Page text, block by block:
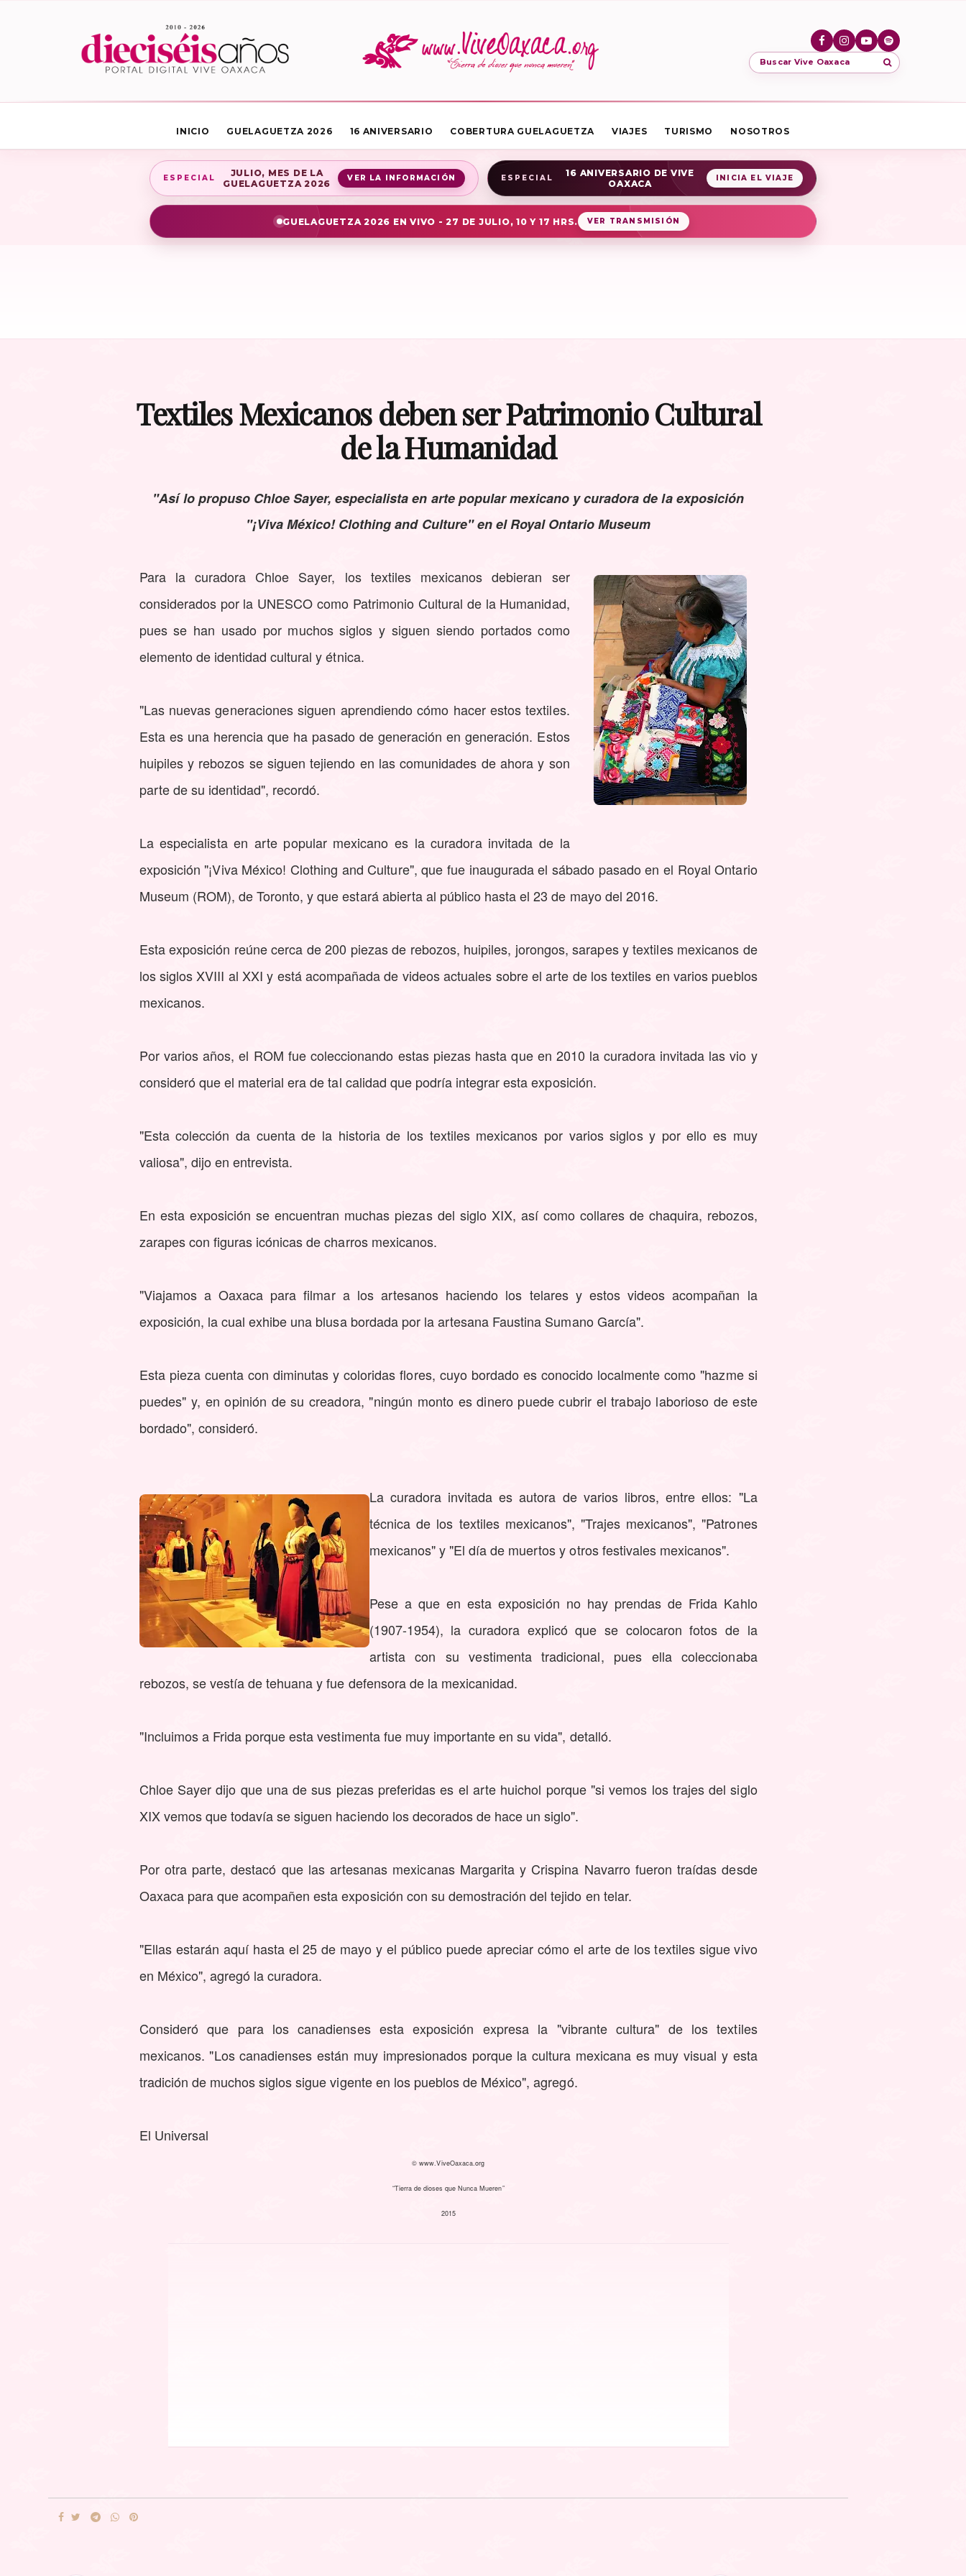
Buscar Vive Oaxaca
INICIO GUELAGUETZA 2026 16 ANIVERSARIO COBERTURA GUELAGUETZA VIAJES TURISMO NOSOTROS
ESPECIAL
JULIO, MES DE LA
GUELAGUETZA 2026
VER LA INFORMACIÓN ESPECIAL
16 ANIVERSARIO DE VIVE
OAXACA
INICIA EL VIAJE
GUELAGUETZA 2026 EN VIVO - 27 DE JULIO, 10 Y 17 HRS. VER TRANSMISIÓN
Textiles Mexicanos deben ser Patrimonio Cultural
de la Humanidad
"Así lo propuso Chloe Sayer, especialista en arte popular mexicano y curadora de la exposición
"¡Viva México! Clothing and Culture" en el Royal Ontario Museum
Para la curadora Chloe Sayer, los textiles mexicanos debieran ser
considerados por la UNESCO como Patrimonio Cultural de la Humanidad,
pues se han usado por muchos siglos y siguen siendo portados como
elemento de identidad cultural y étnica.
"Las nuevas generaciones siguen aprendiendo cómo hacer estos textiles.
Esta es una herencia que ha pasado de generación en generación. Estos
huipiles y rebozos se siguen tejiendo en las comunidades de ahora y son
parte de su identidad", recordó.
La especialista en arte popular mexicano es la curadora invitada de la
exposición "¡Viva México! Clothing and Culture", que fue inaugurada el sábado pasado en el Royal Ontario
Museum (ROM), de Toronto, y que estará abierta al público hasta el 23 de mayo del 2016.
Esta exposición reúne cerca de 200 piezas de rebozos, huipiles, jorongos, sarapes y textiles mexicanos de
los siglos XVIII al XXI y está acompañada de videos actuales sobre el arte de los textiles en varios pueblos
mexicanos.
Por varios años, el ROM fue coleccionando estas piezas hasta que en 2010 la curadora invitada las vio y
consideró que el material era de tal calidad que podría integrar esta exposición.
"Esta colección da cuenta de la historia de los textiles mexicanos por varios siglos y por ello es muy
valiosa", dijo en entrevista.
En esta exposición se encuentran muchas piezas del siglo XIX, así como collares de chaquira, rebozos,
zarapes con figuras icónicas de charros mexicanos.
"Viajamos a Oaxaca para filmar a los artesanos haciendo los telares y estos videos acompañan la
exposición, la cual exhibe una blusa bordada por la artesana Faustina Sumano García".
Esta pieza cuenta con diminutas y coloridas flores, cuyo bordado es conocido localmente como "hazme si
puedes" y, en opinión de su creadora, "ningún monto es dinero puede cubrir el trabajo laborioso de este
bordado", consideró.
La curadora invitada es autora de varios libros, entre ellos: "La
técnica de los textiles mexicanos", "Trajes mexicanos", "Patrones
mexicanos" y "El día de muertos y otros festivales mexicanos".
Pese a que en esta exposición no hay prendas de Frida Kahlo
(1907-1954), la curadora explicó que se colocaron fotos de la
artista con su vestimenta tradicional, pues ella coleccionaba
rebozos, se vestía de tehuana y fue defensora de la mexicanidad.
"Incluimos a Frida porque esta vestimenta fue muy importante en su vida", detalló.
Chloe Sayer dijo que una de sus piezas preferidas es el arte huichol porque "si vemos los trajes del siglo
XIX vemos que todavía se siguen haciendo los decorados de hace un siglo".
Por otra parte, destacó que las artesanas mexicanas Margarita y Crispina Navarro fueron traídas desde
Oaxaca para que acompañen esta exposición con su demostración del tejido en telar.
"Ellas estarán aquí hasta el 25 de mayo y el público puede apreciar cómo el arte de los textiles sigue vivo
en México", agregó la curadora.
Consideró que para los canadienses esta exposición expresa la "vibrante cultura" de los textiles
mexicanos. "Los canadienses están muy impresionados porque la cultura mexicana es muy visual y esta
tradición de muchos siglos sigue vigente en los pueblos de México", agregó.
El Universal
© www.ViveOaxaca.org
“Tierra de dioses que Nunca Mueren”
2015